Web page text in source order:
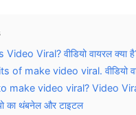
Viral? वीडियो वायरल क्या
of make video viral. वीडियो
make video viral? Video
का थंबनेल और टाइटल